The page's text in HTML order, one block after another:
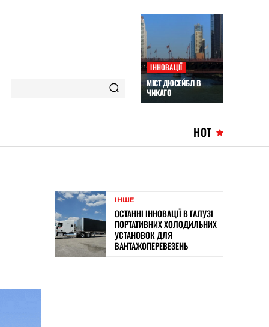
ІННОВАЦІЇ
МІСТ ДЮСЕЙБЛ В
ЧИКАГО
HOT
ІНШЕ
ОСТАННІ ІННОВАЦІЇ В ГАЛУЗІ
ПОРТАТИВНИХ ХОЛОДИЛЬНИХ
УСТАНОВОК ДЛЯ
ВАНТАЖОПЕРЕВЕЗЕНЬ